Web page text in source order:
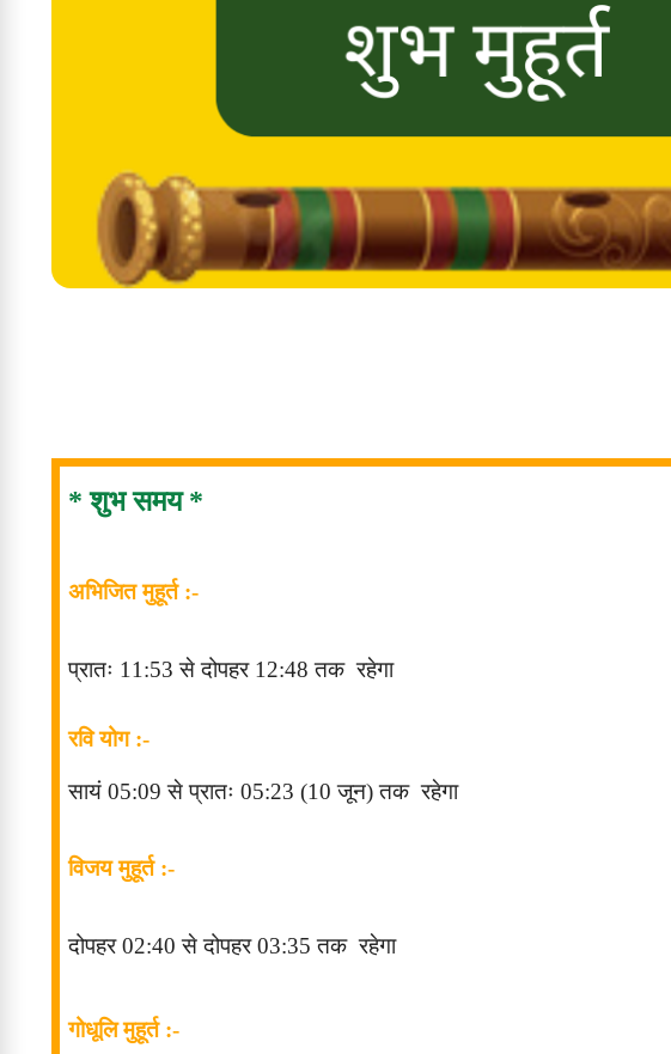
* शुभ समय *
अभिजित मुहूर्त :-
प्रातः 11 :53सेदोपहर 12:48तक रहेगा
रवि योग :-
सायं 05:09सेप्रातः 05:23 (10 जून)तक रहेगा
विजय मुहूर्त :-
दोपहर 02:40सेदोपहर03:35तक रहेगा
गोधूलि मुहूर्त :-